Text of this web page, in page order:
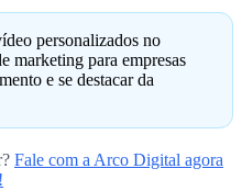
personalizados no
marketing para empresas
e se destacar da
Fale com a Arco Digital agora